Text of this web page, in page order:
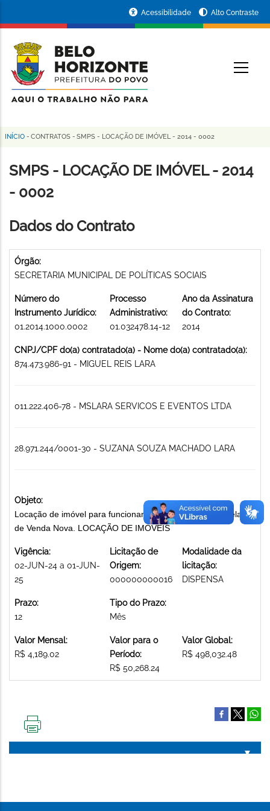
conteúdo
principal
da
Prefeitura
de
Horizonte
Acessibilidade Alto Contraste
Trilha
de
navegação
INÍCIO - CONTRATOS - SMPS - LOCAÇÃO DE IMÓVEL - 2014 - 0002
SMPS - LOCAÇÃO DE IMÓVEL - 2014
- 0002
Dados do Contrato
Órgão:
SECRETARIA MUNICIPAL DE POLÍTICAS SOCIAIS
Número do
Instrumento Jurídico:
01.2014.1000.0002
Processo
Administrativo:
01.032478.14-12
Ano da Assinatura
do Contrato:
2014
CNPJ/CPF do(a) contratado(a) - Nome do(a) contratado(a):
874.473.986-91 - MIGUEL REIS LARA
011.222.406-78 - MSLARA SERVICOS E EVENTOS LTDA
28.971.244/0001-30 - SUZANA SOUZA MACHADO LARA
Objeto:
Locação de imóvel para funcionamento do Conselho Tutelar
de Venda Nova. LOCAÇÃO DE IMÓVEIS
Vigência:
02-JUN-24 a 01-JUN-
25
Licitação de
Origem:
000000000016
Modalidade da
licitação:
DISPENSA
Prazo:
12
Tipo do Prazo:
Mês
Valor Mensal:
R$ 4,189.02
Valor para o
Período:
R$ 50,268.24
Valor Global:
R$ 498,032.48
PÁGINA